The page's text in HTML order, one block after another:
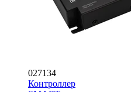
027134
Контроллер